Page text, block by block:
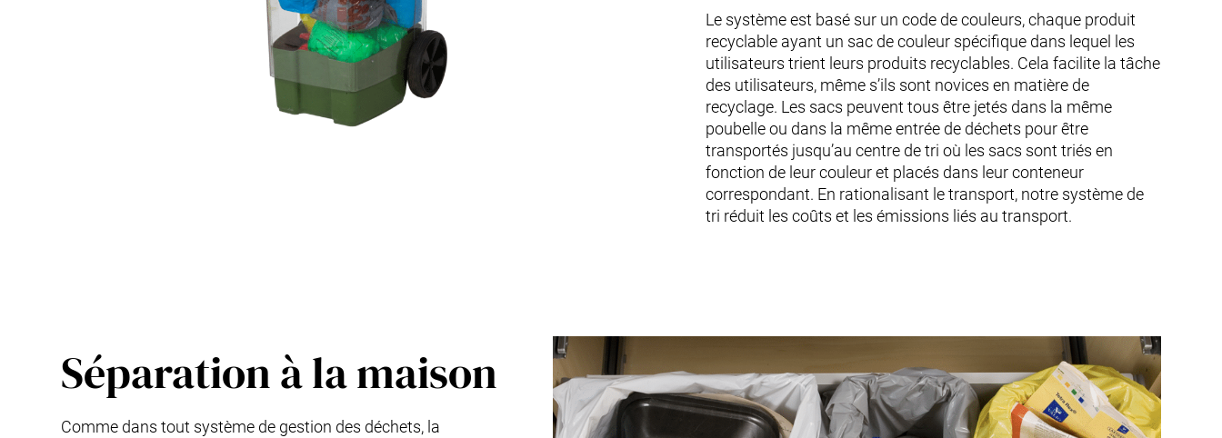
Le système est basé sur un code de couleurs, chaque produit
recyclable ayant un sac de couleur spécifique dans lequel les
utilisateurs trient leurs produits recyclables. Cela facilite la tâche
des utilisateurs, même s’ils sont novices en matière de
recyclage. Les sacs peuvent tous être jetés dans la même
poubelle ou dans la même entrée de déchets pour être
transportés jusqu’au centre de tri où les sacs sont triés en
fonction de leur couleur et placés dans leur conteneur
correspondant. En rationalisant le transport, notre système de
tri réduit les coûts et les émissions liés au transport.
Séparation à la maison
Comme dans tout système de gestion des déchets, la